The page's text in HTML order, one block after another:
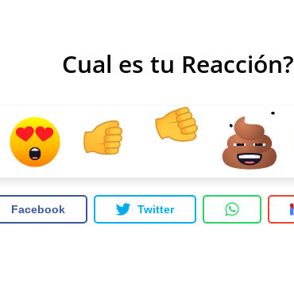
Cual es tu Reacción?
Facebook Twitter